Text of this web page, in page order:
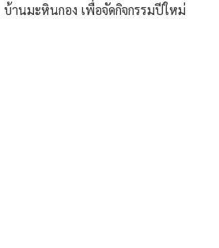
านมะหินกอง เพื่อจัดกิจกรรมปีใหม่